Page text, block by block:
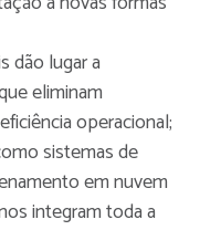
dão lugar a
eliminam
operacional;
sistemas de
em nuvem
integram toda a